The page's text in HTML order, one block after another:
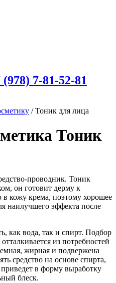
7-81-52-81
/ Тоник для лица
Тоник
проводник. Тоник
он готовит дерму к
кожу крема, поэтому хорошее
наилучшего эффекта после
как вода, так и спирт. Подбор
из потребностей
жирная и подвержена
средство на основе спирта,
в форму выработку
блеск.